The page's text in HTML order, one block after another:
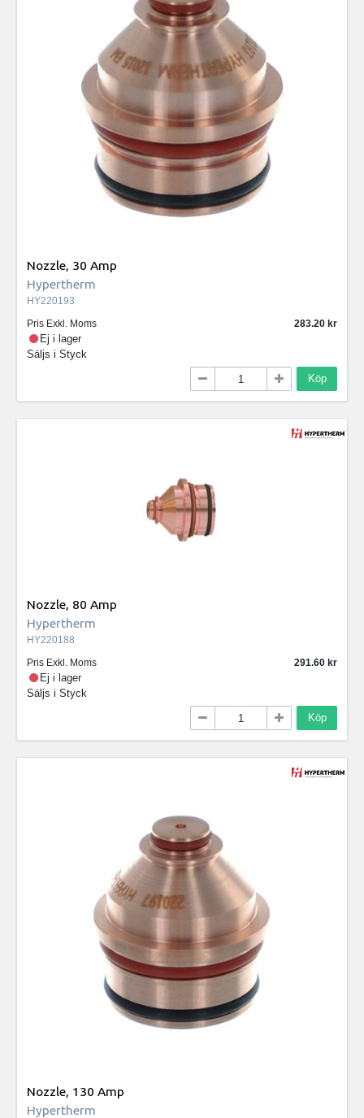
Nozzle, 30 Amp
Hypertherm
HY220193
Pris Exkl. Moms
283.20
Ej i lager
Säljs i Styck
Köp
Nozzle, 80 Amp
Hypertherm
HY220188
Pris Exkl. Moms
291.60
Ej i lager
Säljs i Styck
Köp
Nozzle, 130 Amp
Hypertherm